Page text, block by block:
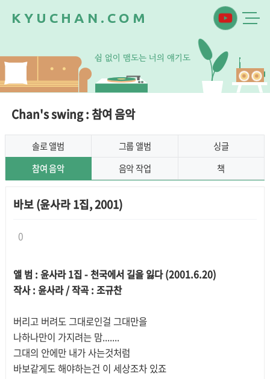
K Y U C H A N . C O M
쉼 없이 맴도는 너의 얘기도
Chan's swing : 참여 음악
솔로 앨범 그룹 앨범
싱글
참여 음악
음악 작업 책
바보 (윤사라 1집, 2001)
0
앨 범 : 윤사라 1집 - 천국에서 길을 잃다 (2001.6.20)
작사 : 윤사라 / 작곡 : 조규찬
버리고 버려도 그대로인걸 그대만을
나하나만이 가지려는 맘.......
그대의 안에만 내가 사는것처럼
바보같게도 해야하는건 이 세상조차 있죠